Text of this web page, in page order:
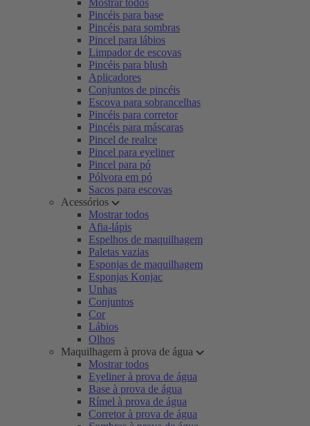
Mostrar todos
Pincéis para base
Pincéis para sombras
Pincel para lábios
Limpador de escovas
Pincéis para blush
Aplicadores
Conjuntos de pincéis
Escova para sobrancelhas
Pincéis para corretor
Pincéis para máscaras
Pincel de realce
Pincel para eyeliner
Pincel para pó
Pólvora em pó
Sacos para escovas
Acessórios
Mostrar todos
Afia-lápis
Espelhos de maquilhagem
Paletas vazias
Esponjas de maquilhagem
Esponjas Konjac
Unhas
Conjuntos
Cor
Lábios
Olhos
Maquilhagem à prova de água
Mostrar todos
Eyeliner à prova de água
Base à prova de água
Rímel à prova de água
Corretor à prova de água